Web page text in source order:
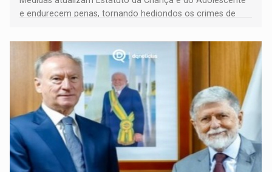
e endurecem penas, tornando hediondos os crimes de